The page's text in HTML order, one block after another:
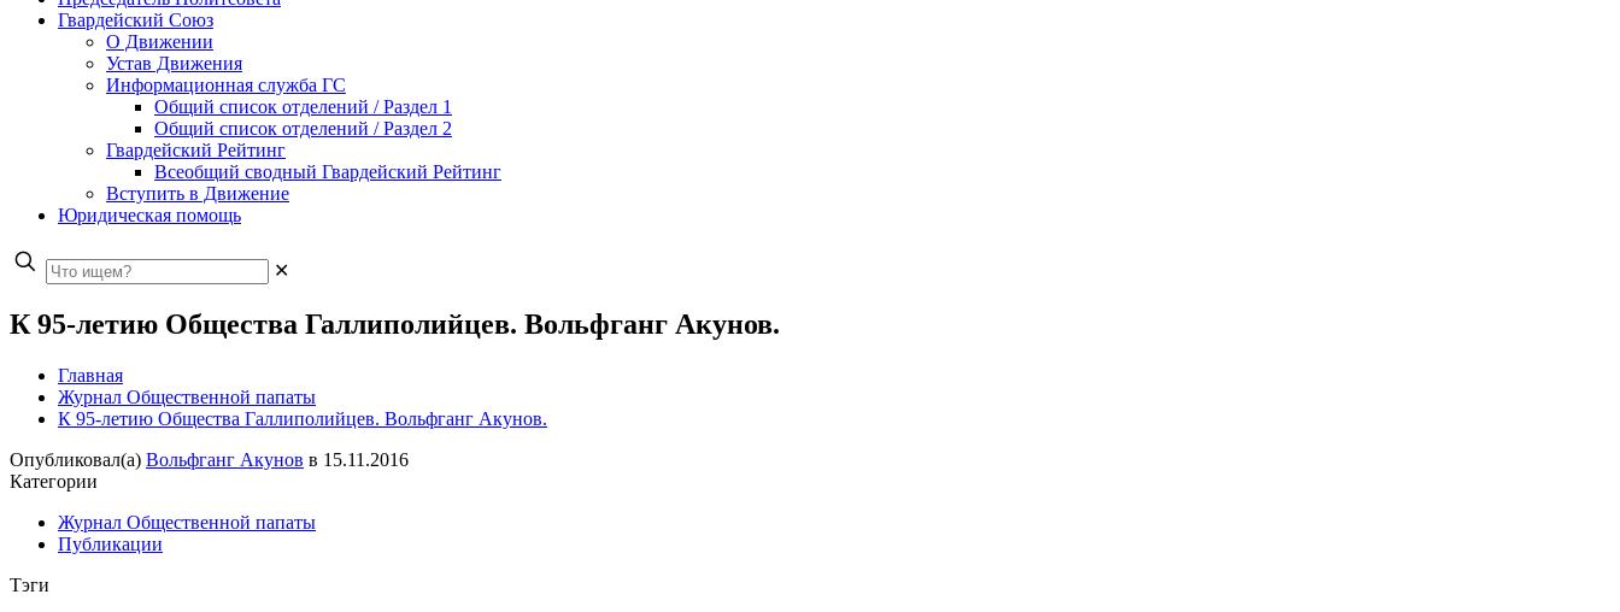
Гвардейский Союз
О Движении
Устав Движения
Информационная служба ГС
Общий список отделений / Раздел 1
Общий список отделений / Раздел 2
Гвардейский Рейтинг
Всеобщий сводный Гвардейский Рейтинг
Вступить в Движение
Юридическая помощь
✕
К 95-летию Общества Галлиполийцев. Вольфганг Акунов.
Главная
Журнал Общественной папаты
К 95-летию Общества Галлиполийцев. Вольфганг Акунов.
Опубликовал(а) Вольфганг Акунов в 15.11.2016
Категории
Журнал Общественной папаты
Публикации
Тэги